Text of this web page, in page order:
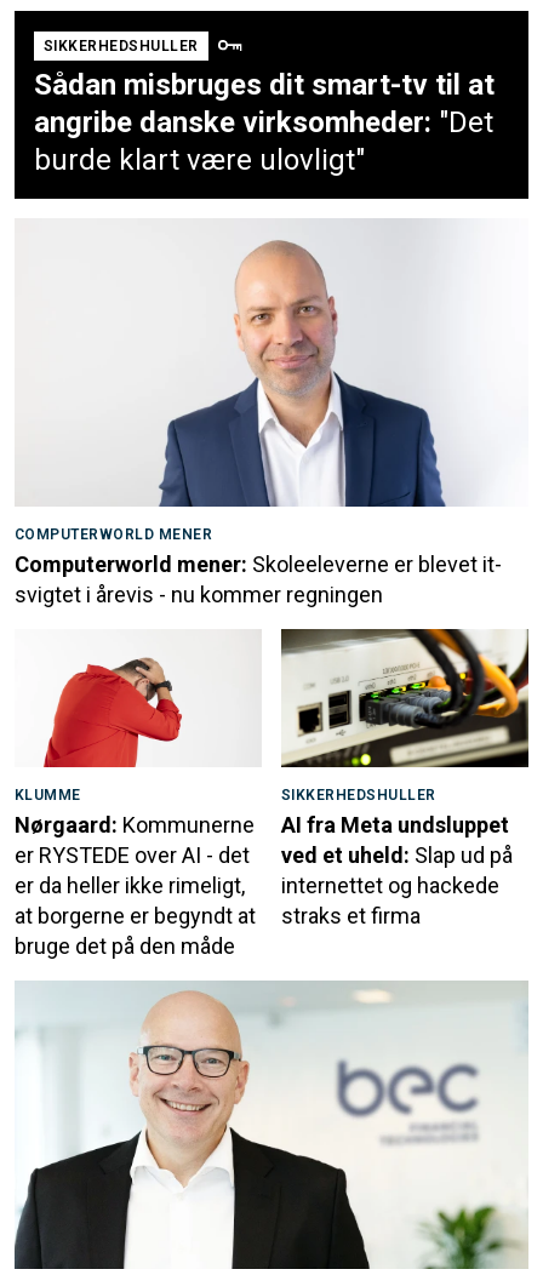
SIKKERHEDSHULLER
Sådan misbruges dit smart-tv til at
angribe danske virksomheder: "Det
burde klart være ulovligt"
COMPUTERWORLD MENER
Computerworld mener: Skoleeleverne er blevet it-
svigtet i årevis - nu kommer regningen
KLUMME
Nørgaard: Kommunerne
er RYSTEDE over AI - det
er da heller ikke rimeligt,
at borgerne er begyndt at
bruge det på den måde
SIKKERHEDSHULLER
AI fra Meta undsluppet
ved et uheld: Slap ud på
internettet og hackede
straks et firma